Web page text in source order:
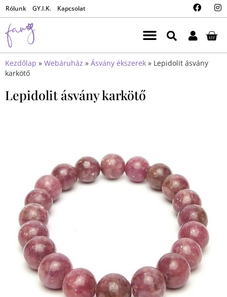
Rólunk GY.I.K. Kapcsolat
Kezdőlap » Webáruház » Ásvány ékszerek » Lepidolit ásvány
karkötő
Lepidolit ásvány karkötő